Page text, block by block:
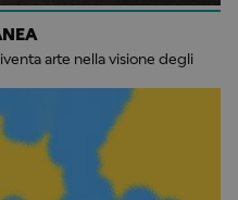
arte nella visione degli